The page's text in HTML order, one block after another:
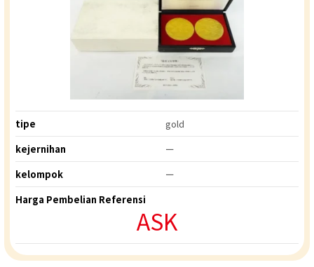
tipe
gold
kejernihan
ー
kelompok
ー
Harga Pembelian Referensi
ASK